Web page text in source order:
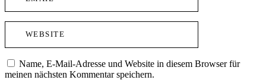
Name, E-Mail-Adresse und Website in diesem Browser für
meinen nächsten Kommentar speichern.